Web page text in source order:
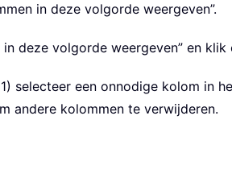
in deze volgorde weergeven”.
deze volgorde weergeven” en klik
selecteer een onnodige kolom in
andere kolommen te verwijderen.